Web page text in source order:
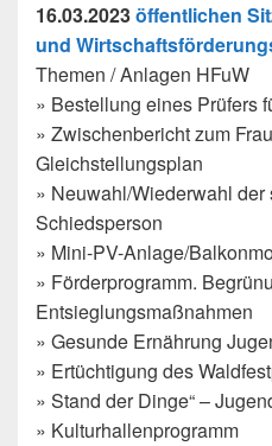
16.03.2023öffentlichen
und
Themen / Anlagen HFuW
» Bestellung eines Prüfers
» Zwischenbericht zum
Gleichstellungsplan
» Neuwahl/Wiederwahl der
Schiedsperson
» Mini-PV-Anlage/
» Förderprogramm.
Entsieglungsmaßnahmen
» Gesunde Ernährung
» Ertüchtigung des
» Stand der Dinge“ –
» Kulturhallenprogramm